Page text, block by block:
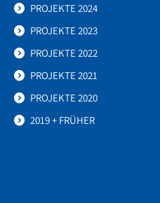
PROJEKTE 2024
PROJEKTE 2023
PROJEKTE 2022
PROJEKTE 2021
PROJEKTE 2020
2019 + FRÜHER